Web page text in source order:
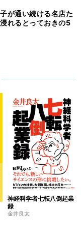
が通い続ける名店た
れるとっておきの5
神経科学者七転八倒起業
録
金井良太